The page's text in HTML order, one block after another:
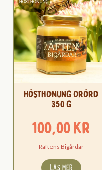
Hösthonung Orörd
350 g
100,00kr
Räftens Bigårdar